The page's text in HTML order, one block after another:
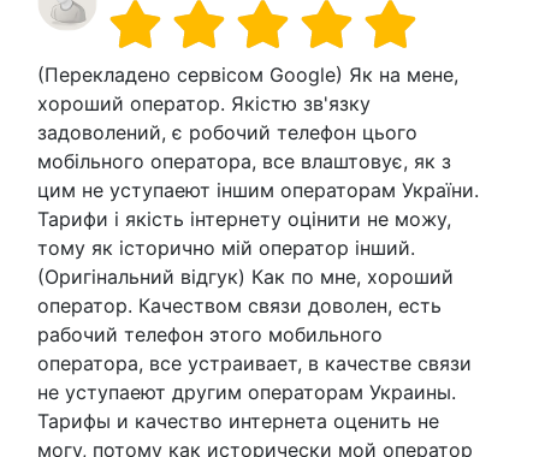
(Перекладено сервісом Google) Як на мене,
хороший оператор. Якістю зв'язку
задоволений, є робочий телефон цього
мобільного оператора, все влаштовує, як з
цим не уступаеют іншим операторам України.
Тарифи і якість інтернету оцінити не можу,
тому як історично мій оператор інший.
(Оригінальний відгук) Как по мне, хороший
оператор. Качеством связи доволен, есть
рабочий телефон этого мобильного
оператора, все устраивает, в качестве связи
не уступаеют другим операторам Украины.
Тарифы и качество интернета оценить не
могу, потому как исторически мой оператор